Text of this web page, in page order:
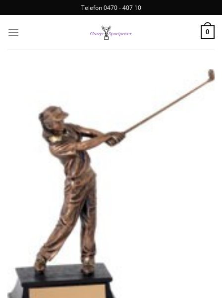
Telefon 0470 - 407 10
0